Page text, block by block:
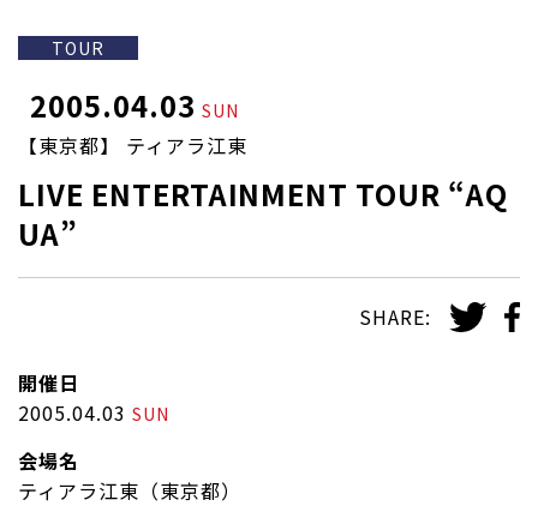
TOUR
2005.04.03 SUN
【東京都】 ティアラ江東
LIVE ENTERTAINMENT TOUR “AQ
UA”
SHARE:
開催日
2005.04.03 SUN
会場名
ティアラ江東（東京都）